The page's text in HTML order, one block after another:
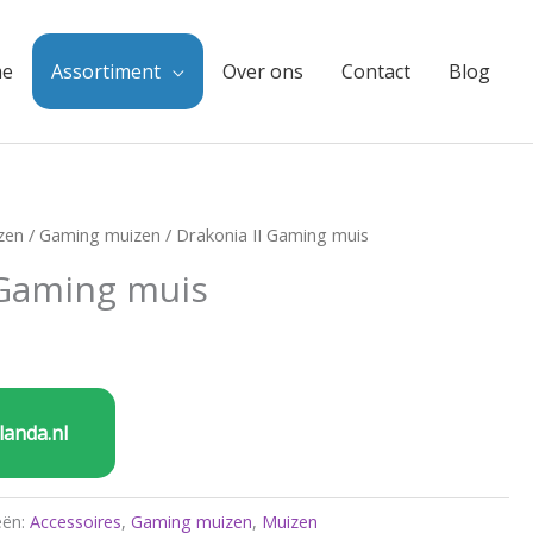
Assortiment Over ons Contact Blog
/ Gaming muizen / Drakonia II Gaming muis
muis
Accessoires,Gaming muizen, Muizen